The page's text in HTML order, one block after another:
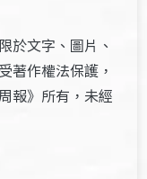
於文字、圖片、
著作權法保護，
報》所有，未經